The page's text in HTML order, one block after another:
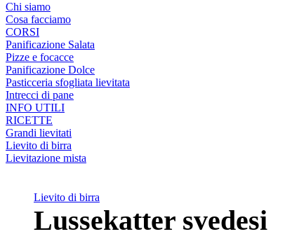
Chi siamo
Cosa facciamo
CORSI
Panificazione Salata
Pizze e focacce
Panificazione Dolce
Pasticceria sfogliata lievitata
Intrecci di pane
INFO UTILI
RICETTE
Grandi lievitati
Lievito di birra
Lievitazione mista
PIZZA FOR BREAKFAST
Archivio articoli
PUBBLICAZIONI
Lievito di birra
Lussekatter svedesi